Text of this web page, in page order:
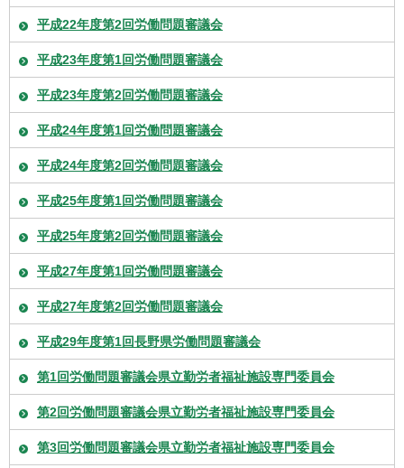
平成22年度第2回労働問題審議会
平成23年度第1回労働問題審議会
平成23年度第2回労働問題審議会
平成24年度第1回労働問題審議会
平成24年度第2回労働問題審議会
平成25年度第1回労働問題審議会
平成25年度第2回労働問題審議会
平成27年度第1回労働問題審議会
平成27年度第2回労働問題審議会
平成29年度第1回長野県労働問題審議会
第1回労働問題審議会県立勤労者福祉施設専門委員会
第2回労働問題審議会県立勤労者福祉施設専門委員会
第3回労働問題審議会県立勤労者福祉施設専門委員会